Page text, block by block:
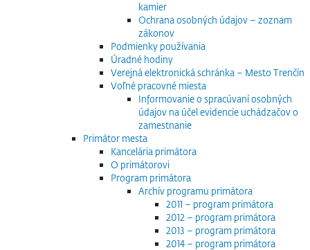
kamier
Ochrana osobných údajov – zoznam
zákonov
Podmienky používania
Úradné hodiny
Verejná elektronická schránka – Mesto Trenčín
Voľné pracovné miesta
Informovanie o spracúvaní osobných
údajov na účel evidencie uchádzačov o
zamestnanie
Primátor mesta
Kancelária primátora
O primátorovi
Program primátora
Archív programu primátora
2011 – program primátora
2012 – program primátora
2013 – program primátora
2014 – program primátora